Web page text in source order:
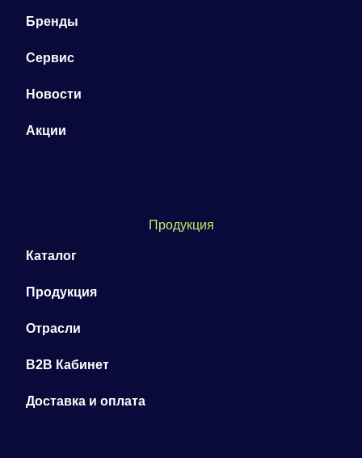
Бренды
Сервис
Новости
Акции
Продукция
Каталог
Продукция
Отрасли
B2B Кабинет
Доставка и оплата